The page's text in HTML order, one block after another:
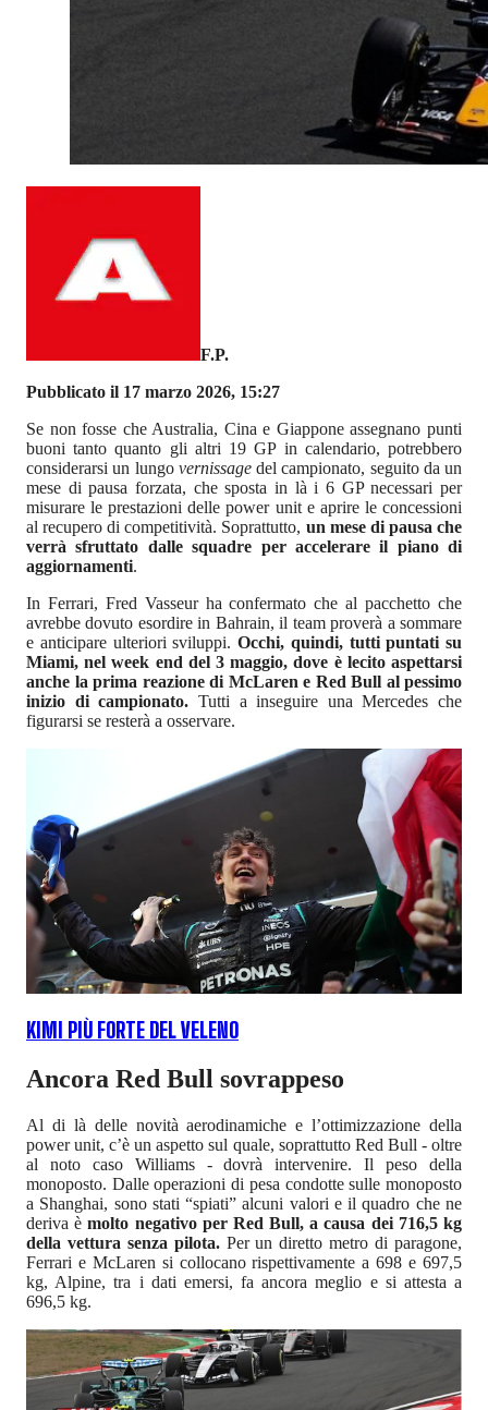
F.P.
Pubblicato il 17 marzo 2026, 15:27
Se non fosse che Australia, Cina e Giappone assegnano punti
buoni tanto quanto gli altri 19 GP in calendario, potrebbero
considerarsi un lungo vernissagedel campionato, seguito da un
mese di pausa forzata, che sposta in là i 6 GP necessari per
misurare le prestazioni delle power unit e aprire le concessioni
al recupero di competitività. Soprattutto, un mese di pausa che
verrà sfruttato dalle squadre per accelerare il piano di
aggiornamenti.
In Ferrari, Fred Vasseur ha confermato che al pacchetto che
avrebbe dovuto esordire in Bahrain, il team proverà a sommare
e anticipare ulteriori sviluppi. Occhi, quindi, tutti puntati su
Miami, nel week end del 3 maggio, dove è lecito aspettarsi
anche la prima reazione di McLaren e Red Bull al pessimo
inizio di campionato. Tutti a inseguire una Mercedes che
figurarsi se resterà a osservare.
KIMI PIÙ FORTE DEL VELENO
Ancora Red Bull sovrappeso
Al di là delle novità aerodinamiche e l’ottimizzazione della
power unit, c’è un aspetto sul quale, soprattutto Red Bull - oltre
al noto caso Williams - dovrà intervenire. Il peso della
monoposto. Dalle operazioni di pesa condotte sulle monoposto
a Shanghai, sono stati “spiati” alcuni valori e il quadro che ne
deriva è molto negativo per Red Bull, a causa dei 716,5 kg
della vettura senza pilota. Per un diretto metro di paragone,
Ferrari e McLaren si collocano rispettivamente a 698 e 697,5
kg, Alpine, tra i dati emersi, fa ancora meglio e si attesta a
696,5 kg.